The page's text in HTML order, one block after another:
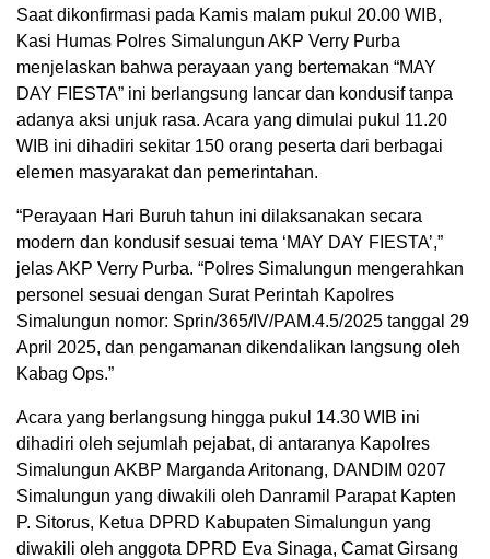
Saat dikonfirmasi pada Kamis malam pukul 20.00 WIB,
Kasi Humas Polres Simalungun AKP Verry Purba
menjelaskan bahwa perayaan yang bertemakan “MAY
DAY FIESTA” ini berlangsung lancar dan kondusif tanpa
adanya aksi unjuk rasa. Acara yang dimulai pukul 11.20
WIB ini dihadiri sekitar 150 orang peserta dari berbagai
elemen masyarakat dan pemerintahan.
“Perayaan Hari Buruh tahun ini dilaksanakan secara
modern dan kondusif sesuai tema ‘MAY DAY FIESTA’,”
jelas AKP Verry Purba. “Polres Simalungun mengerahkan
personel sesuai dengan Surat Perintah Kapolres
Simalungun nomor: Sprin/365/IV/PAM.4.5/2025 tanggal 29
April 2025, dan pengamanan dikendalikan langsung oleh
Kabag Ops.”
Acara yang berlangsung hingga pukul 14.30 WIB ini
dihadiri oleh sejumlah pejabat, di antaranya Kapolres
Simalungun AKBP Marganda Aritonang, DANDIM 0207
Simalungun yang diwakili oleh Danramil Parapat Kapten
P. Sitorus, Ketua DPRD Kabupaten Simalungun yang
diwakili oleh anggota DPRD Eva Sinaga, Camat Girsang